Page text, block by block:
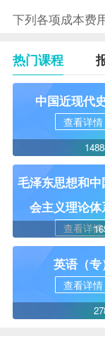
下列各项成本费
热门课程
中国近现代
查看详情
毛泽东思想和
会主义理论体
查看详情
英语（专
查看详情